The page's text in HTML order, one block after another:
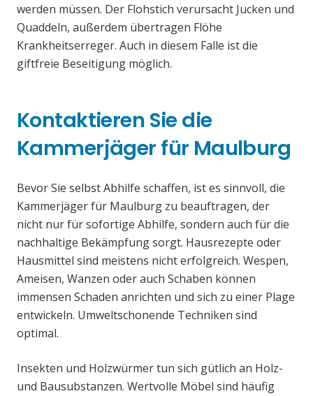
werden müssen. Der Flohstich verursacht Jucken und
Quaddeln, außerdem übertragen Flöhe
Krankheitserreger. Auch in diesem Falle ist die
giftfreie Beseitigung möglich.
Kontaktieren Sie die
Kammerjäger für Maulburg
Bevor Sie selbst Abhilfe schaffen, ist es sinnvoll, die
Kammerjäger für Maulburg zu beauftragen, der
nicht nur für sofortige Abhilfe, sondern auch für die
nachhaltige Bekämpfung sorgt. Hausrezepte oder
Hausmittel sind meistens nicht erfolgreich. Wespen,
Ameisen, Wanzen oder auch Schaben können
immensen Schaden anrichten und sich zu einer Plage
entwickeln. Umweltschonende Techniken sind
optimal.
Insekten und Holzwürmer tun sich gütlich an Holz-
und Bausubstanzen. Wertvolle Möbel sind häufig